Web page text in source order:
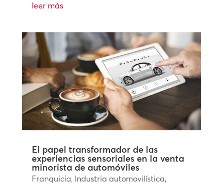
leer más
El papel transformador de las
experiencias sensoriales en la venta
minorista de automóviles
Franquicia, Industria automovilística,